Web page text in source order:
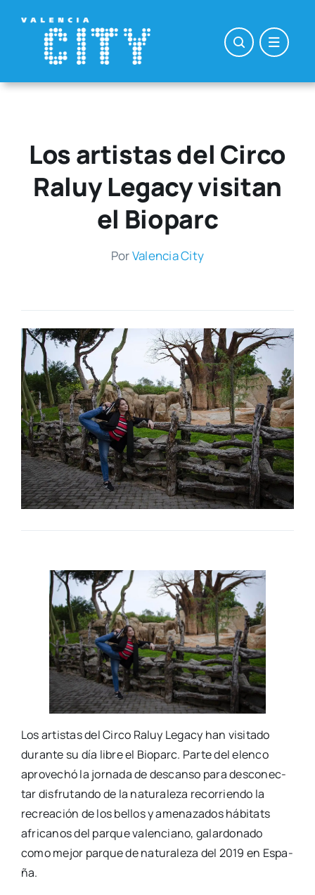
contenido
Los artistas del Circo
Raluy Legacy visitan
el Bioparc
PorValen­cia City
Los artis­tas del Cir­co Raluy Legacy han visi­ta­do
duran­te su día libre el Bio­parc. Par­te del elen­co
apro­ve­chó la jor­na­da de des­can­so para des­co­nec­
tar dis­fru­tan­do de la natu­ra­le­za reco­rrien­do la
recrea­ción de los bellos y ame­na­za­dos hábi­tats
afri­ca­nos del par­que valen­ciano, galar­do­na­do
como mejor par­que de natu­ra­le­za del 2019 en Espa­
ña.